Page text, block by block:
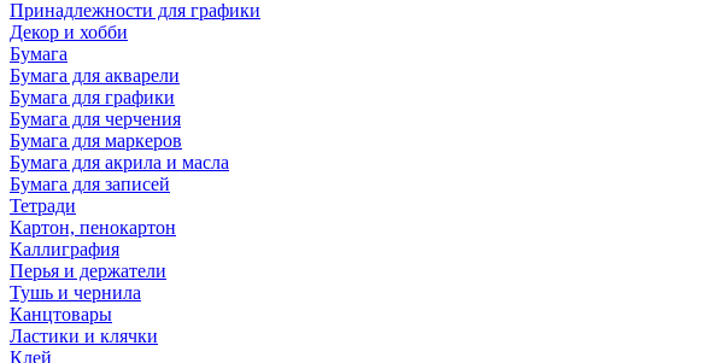
Принадлежности для графики
Декор и хобби
Бумага
Бумага для акварели
Бумага для графики
Бумага для черчения
Бумага для маркеров
Бумага для акрила и масла
Бумага для записей
Тетради
Картон, пенокартон
Каллиграфия
Перья и держатели
Тушь и чернила
Канцтовары
Ластики и клячки
Клей